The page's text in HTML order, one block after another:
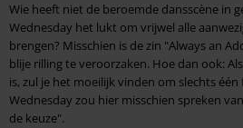
Wie heeft niet de beroemde dansscène in
Wednesday het lukt om vrijwel alle
brengen? Misschien is de zin "Always an
blije rilling te veroorzaken. Hoe dan ook:
is, zul je het moeilijk vinden om slechts
Wednesday zou hier misschien spreken
de keuze".